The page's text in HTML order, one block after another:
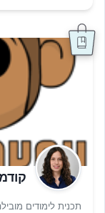
תכנית לימודים